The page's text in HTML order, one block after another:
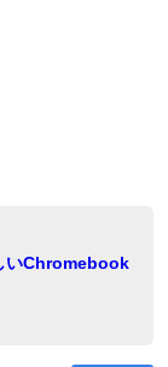
いChromebook